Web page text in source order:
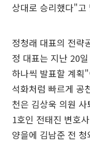
상대로 승리했다"고
정청래 대표의 전략
정 대표는 지난 20
하나씩 발표할 계획
석화처럼 빠르게 공
천은 김상욱 의원
1호인 전태진 변호
양을에 김남준 전